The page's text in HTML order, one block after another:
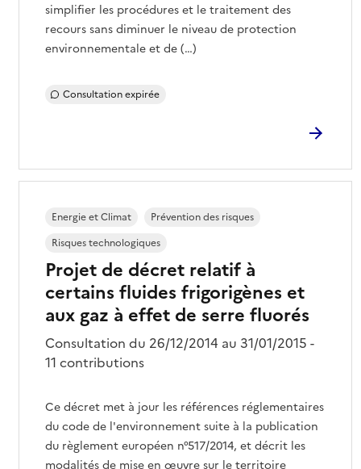
simplifier les procédures et le traitement des
recours sans diminuer le niveau de protection
environnementale et de (…)
Consultation expirée
Projet de décret relatif à
certains fluides frigorigènes et
aux gaz à effet de serre fluorés
Consultation du 26/12/2014 au 31/01/2015 -
11 contributions
Energie et Climat
Prévention des risques
Risques technologiques
Ce décret met à jour les références réglementaires
du code de l'environnement suite à la publication
du règlement européen n°517/2014, et décrit les
modalités de mise en œuvre sur le territoire